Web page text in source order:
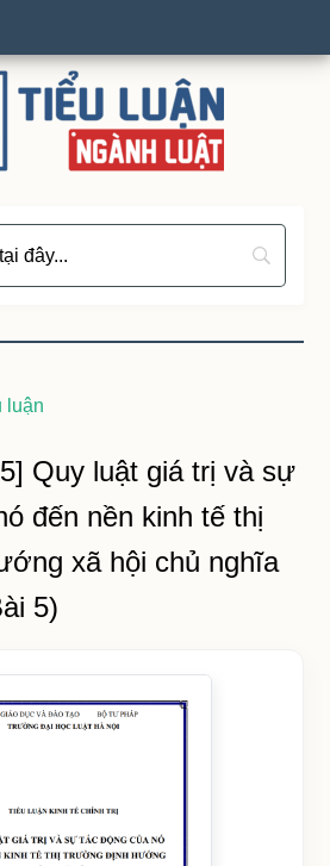
luận
Quy luật giá trị và sự
đến nền kinh tế thị
xã hội chủ nghĩa
5)